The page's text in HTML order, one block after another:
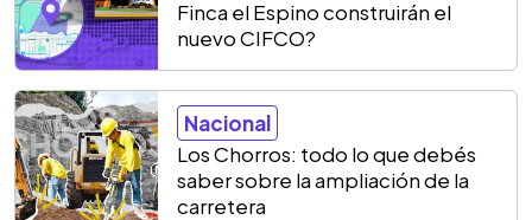
Finca el Espino construirán el
nuevo CIFCO?
Nacional
Los Chorros: todo lo que debés
saber sobre la ampliación de la
carretera